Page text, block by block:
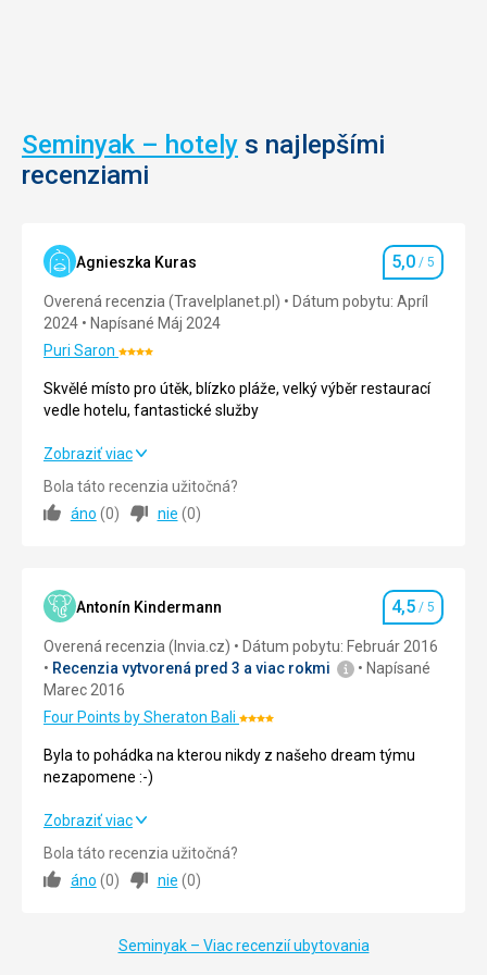
Seminyak – hotely s najlepšími
recenziami
Agnieszka Kuras Hodnotenie
5,0 / 5
Overená recenzia (Travelplanet.pl)
Dátum pobytu: Apríl
2024
Napísané Máj 2024
Puri SaronHodnotenie:
Skvělé místo pro útěk, blízko pláže, velký výběr restaurací
vedle hotelu, fantastické služby
Skvělé místo pro útěk, blízko pláže, velký výběr restaurací
Strava
Okolie 5,0/ 5
Služby 5,0/ 5
Cena
Pláž
Pláž u hotelu, čistá, lehátek dostatek
Strava
Jídlo bylo velmi dobré, obsluha se vždy postarala o to,
abychom měli dostatek kávy, čaje a ovoce
Ubytovanie
každý den, i když jsme chtěli něco extra, například více
Zobraziť viac
Bola táto recenzia užitočná?
áno (0) nie (0)
Antonín Kindermann Hodnotenie
4,5 / 5
Overená recenzia (Invia.cz)
Dátum pobytu: Február 2016
Recenzia vytvorená pred 3 a viac rokmi
Napísané
Marec 2016
Four Points by Sheraton BaliHodnotenie:
4/5
Byla to pohádka na kterou nikdy z našeho dream týmu
nezapomene :-)
Byla to pohádka na kterou nikdy z našeho dream týmu
Strava
Zobraziť viac
Bola táto recenzia užitočná?
áno (0) nie (0)
Seminyak – Viac recenzií ubytovania